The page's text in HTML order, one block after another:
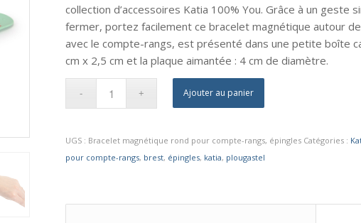
collection d’accessoires Katia 100% You. Grâce à un
fermer, portez facilement ce bracelet magnétique autour
avec le compte-rangs, est présenté dans une petite boîte
cm x 2,5 cm et la plaque aimantée : 4 cm de diamètre.
Ajouter au panier
UGS : Bracelet magnétique rond pour compte-rangs, épingles Catégories :
pour compte-rangs, brest, épingles, katia, plougastel